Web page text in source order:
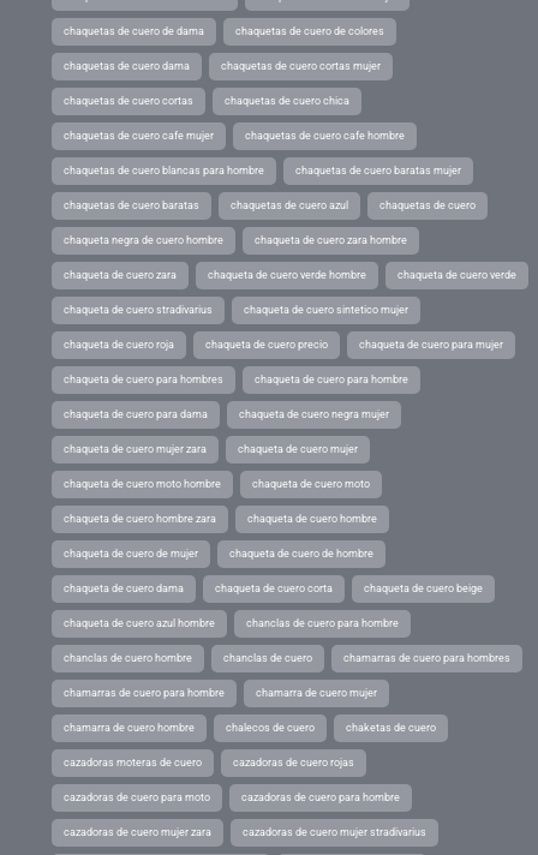
chaquetas de cuero de dama chaquetas de cuero de colores
chaquetas de cuero dama chaquetas de cuero cortas mujer
chaquetas de cuero cortas chaquetas de cuero chica
chaquetas de cuero cafe mujer chaquetas de cuero cafe hombre
chaquetas de cuero blancas para hombre chaquetas de cuero baratas mujer
chaquetas de cuero baratas chaquetas de cuero azul chaquetas de cuero
chaqueta negra de cuero hombre chaqueta de cuero zara hombre
chaqueta de cuero zara chaqueta de cuero verde hombre chaqueta de cuero verde
chaqueta de cuero stradivarius chaqueta de cuero sintetico mujer
chaqueta de cuero roja chaqueta de cuero precio chaqueta de cuero para mujer
chaqueta de cuero para hombres chaqueta de cuero para hombre
chaqueta de cuero para dama chaqueta de cuero negra mujer
chaqueta de cuero mujer zara chaqueta de cuero mujer
chaqueta de cuero moto hombre chaqueta de cuero moto
chaqueta de cuero hombre zara chaqueta de cuero hombre
chaqueta de cuero de mujer chaqueta de cuero de hombre
chaqueta de cuero dama chaqueta de cuero corta chaqueta de cuero beige
chaqueta de cuero azul hombre chanclas de cuero para hombre
chanclas de cuero hombre chanclas de cuero chamarras de cuero para hombres
chamarras de cuero para hombre chamarra de cuero mujer
chamarra de cuero hombre chalecos de cuero chaketas de cuero
cazadoras moteras de cuero cazadoras de cuero rojas
cazadoras de cuero para moto cazadoras de cuero para hombre
cazadoras de cuero mujer zara cazadoras de cuero mujer stradivarius